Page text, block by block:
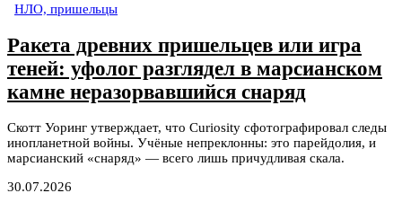
НЛО, пришельцы
Ракета древних пришельцев или игра
теней: уфолог разглядел в марсианском
камне неразорвавшийся снаряд
Скотт Уоринг утверждает, что Curiosity сфотографировал следы
инопланетной войны. Учёные непреклонны: это парейдолия, и
марсианский «снаряд» — всего лишь причудливая скала.
30.07.2026